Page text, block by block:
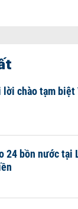
lời chào tạm biệt
24 bồn nước tại